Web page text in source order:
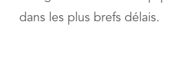
dans les plus brefs délais.